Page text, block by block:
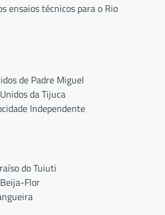
ensaios técnicos para o Rio
de Padre Miguel
da Tijuca
Independente
do Tuiuti
Flor